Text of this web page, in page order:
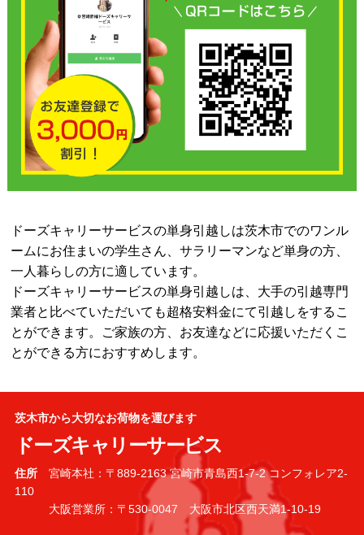
ドーズキャリーサービスの単身引越しは茨木市でのワンル
ームにお住まいの学生さん、サラリーマンなど単身の方、
一人暮らしの方に適しています。
ドーズキャリーサービスの単身引越しは、大手の引越専門
業者と比べていただいても超格安料金にて引越しをするこ
とができます。ご家族の方、お友達などに応援いただくこ
とができる方におすすめします。
茨木市から大切なお荷物を運びます
ドーズキャリーサービス
住所宮崎本社：〒889-2163 宮崎市青島西1-7-2 コンフォレア2-
110
大阪営業所：〒530-0047 大阪市北区西天満1-10-19